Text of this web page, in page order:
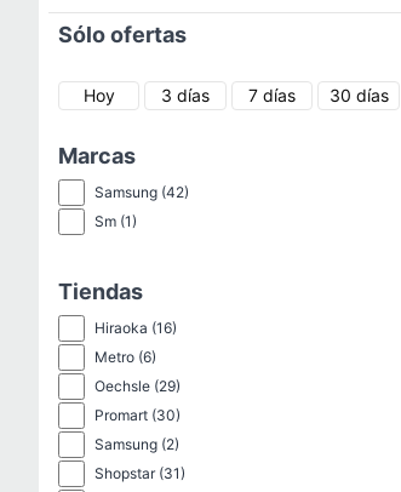
Sólo ofertas
Hoy 3 días 7 días 30 días
Marcas
Samsung (42)
Sm (1)
Tiendas
Hiraoka (16)
Metro (6)
Oechsle (29)
Promart (30)
Samsung (2)
Shopstar(31)